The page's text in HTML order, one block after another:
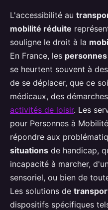
L'accessibilité au
mobilité réduite
souligne le droit à la
En France, les
se heurtent souvent à
de se déplacer, que ce
médicaux, des
activités de loisir. Les
pour Personnes à
répondre aux
situations de handicap,
incapacité à marcher,
sensoriel, ou bien de
Les solutions de
dispositifs spécifiques